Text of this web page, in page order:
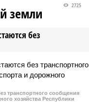
без
2725
земли
транспортного сообщения
хозяйства Республики